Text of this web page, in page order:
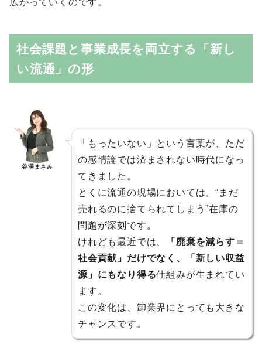
社会課題と事業成長を両立する「新し
い流通」の形
谷澤まさみ
「もったいない」という言葉が、ただ
の感情論では済まされない時代になっ
てきました。
とくに流通の現場においては、“まだ
売れるのに捨てられてしまう”在庫の
問題が深刻です。
けれども最近では、
「廃棄を減らす＝
社会貢献」だけでなく、「新しい収益
源」にもなり得る仕組みが生まれてい
ます。
この変化は、卸業界にとっても大きな
チャンスです。